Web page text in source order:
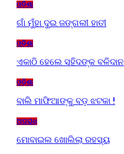
ଓଡ଼ିଶା
ଗାଁ ମୁଁହା ଦୁଇ ଜଙ୍ଗଲୀ ହାତୀ
ଓଡ଼ିଶା
ଏକାଠି ହେଲେ ସହିଦଙ୍କ
ଓଡ଼ିଶା
ବାଲି ମାଫିଆଙ୍କୁ ବଡ଼ ଝଟକା !
ଅପରାଧ
ମୋବାଇଲ ଖୋଲିଲା ରହସ୍ୟ